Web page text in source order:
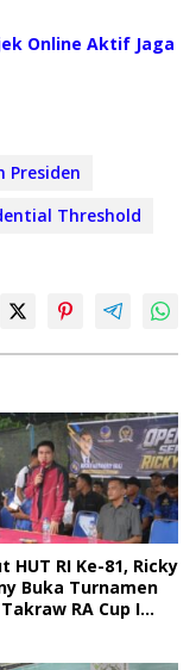
Online Aktif Jaga
Presiden
Threshold
HUT RI Ke-81, Ricky
Buka Turnamen
RA Cup I